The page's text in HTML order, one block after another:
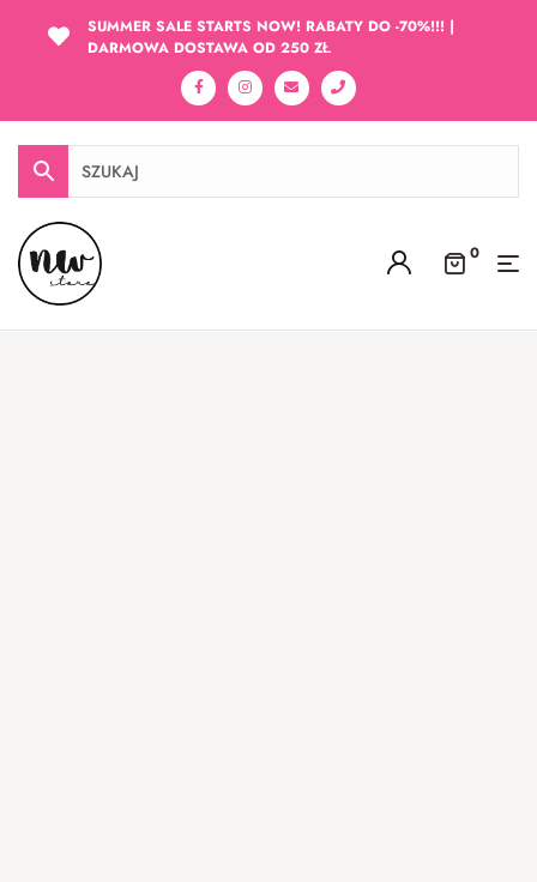
SUMMER SALE STARTS NOW! RABATY DO -70%!!! |
DARMOWA DOSTAWA OD 250 ZŁ
0